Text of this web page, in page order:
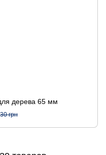
дерева 65 мм
грн